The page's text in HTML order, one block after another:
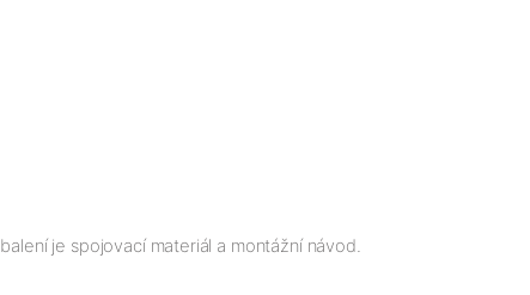
je spojovací materiál a montážní návod.